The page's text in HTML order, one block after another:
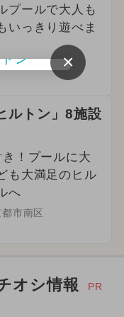
プールで大人も
いっきり遊べま
市伏見区
ルトン」8施設
！プールに大
も大満足のヒル
へ
市南区
オシ情報 PR
×